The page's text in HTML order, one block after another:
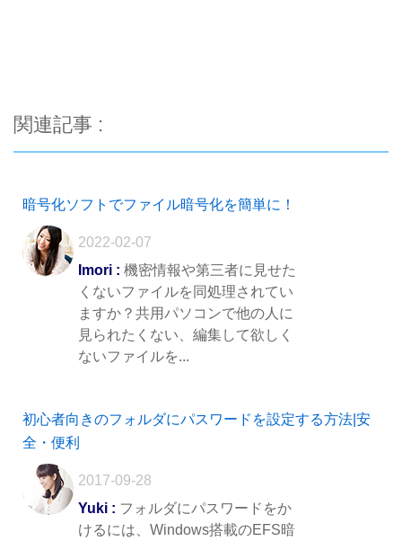
関連記事 :
暗号化ソフトでファイル暗号化を簡単に！
2022-02-07
Imori : 機密情報や第三者に見せた
くないファイルを同処理されてい
ますか？共用パソコンで他の人に
見られたくない、編集して欲しく
ないファイルを...
初心者向きのフォルダにパスワードを設定する方法|安
全・便利
2017-09-28
Yuki : フォルダにパスワードをか
けるには、Windows搭載のEFS暗